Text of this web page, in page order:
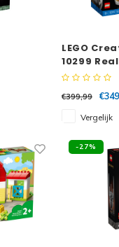
LEGO
10299
stadion
€399,99
Vergelijk
-27%